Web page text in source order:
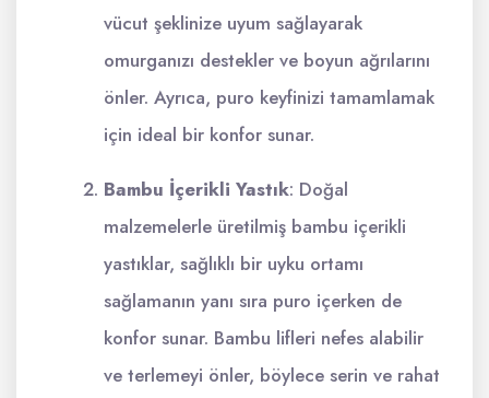
vücut şeklinize uyum sağlayarak
omurganızı destekler ve boyun ağrılarını
önler. Ayrıca, puro keyfinizi tamamlamak
için ideal bir konfor sunar.
Bambu İçerikli Yastık: Doğal
malzemelerle üretilmiş bambu içerikli
yastıklar, sağlıklı bir uyku ortamı
sağlamanın yanı sıra puro içerken de
konfor sunar. Bambu lifleri nefes alabilir
ve terlemeyi önler, böylece serin ve rahat